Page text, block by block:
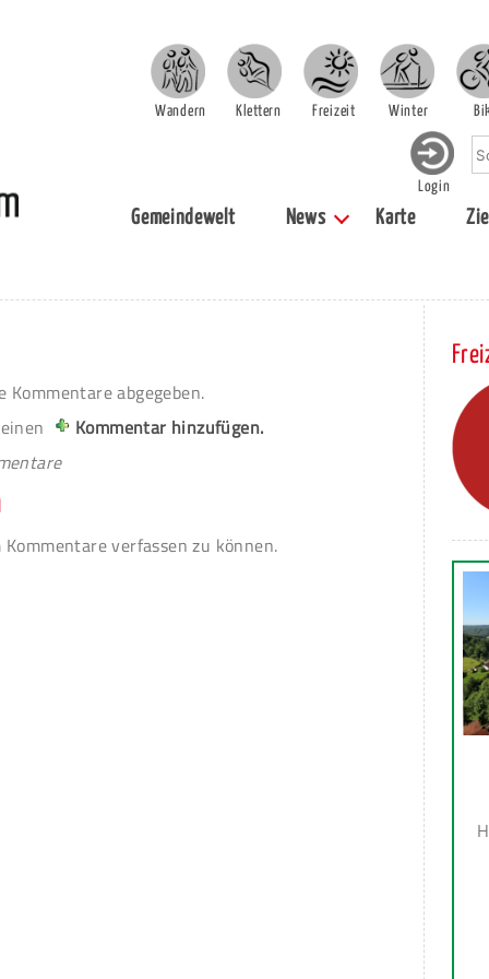
Wandern Klettern Freizeit Winter
Login
Gemeindewelt News Karte
Kommentare abgegeben.
Kommentar hinzufügen.
verfassen zu können.